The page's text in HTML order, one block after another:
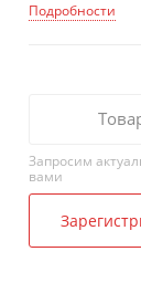
Подробности
Запросим
вами